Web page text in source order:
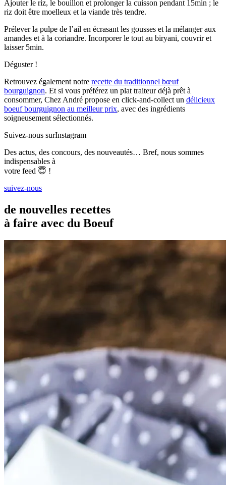
Ajouter le riz, le bouillon et prolonger la cuisson pendant 15min ; le
riz doit être moelleux et la viande très tendre.
Prélever la pulpe de l’ail en écrasant les gousses et la mélanger aux
amandes et à la coriandre. Incorporer le tout au biryani, couvrir et
laisser 5min.
Déguster !
Retrouvez également notre recette du traditionnel bœuf
bourguignon. Et si vous préférez un plat traiteur déjà prêt à
consommer, Chez André propose en click-and-collect un délicieux
boeuf bourguignon au meilleur prix, avec des ingrédients
soigneusement sélectionnés.
Suivez-nous surInstagram
Des actus, des concours, des nouveautés… Bref, nous sommes
indispensables à
votre feed 😇 !
suivez-nous
de nouvelles recettes
à faire avec du Boeuf